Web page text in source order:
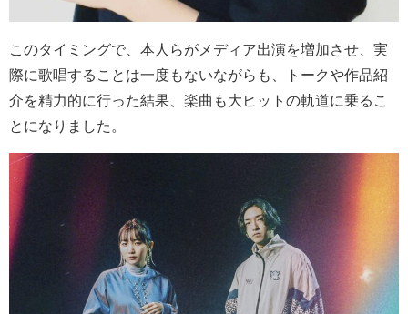
このタイミングで、本人らがメディア出演を増加させ、実
際に歌唱することは一度もないながらも、トークや作品紹
介を精力的に行った結果、楽曲も大ヒットの軌道に乗るこ
とになりました。